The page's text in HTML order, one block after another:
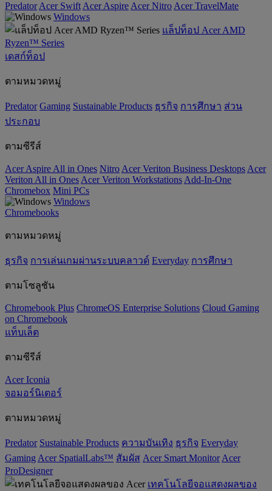
Predator Acer Swift Acer Aspire Acer Nitro Acer TravelMate
Windows
แล็ปท็อป Acer AMD
Ryzen™ Series
เดสก์ท็อป
ตามหมวดหมู่
Predator Gaming ‌Sustainable Products ธุรกิจ การศึกษา ส่วน
ประกอบ
ตามซีรีส์
Acer Aspire All in Ones Nitro Acer Veriton Business Desktops Acer
Veriton All in Ones Acer Veriton Workstations Add-In-One
Chromebox Mini PCs
Windows
Chromebooks
ตามหมวดหมู่
ธุรกิจ การเล่นเกมผ่านระบบคลาวด์ Everyday การศึกษา
ตามโซลูชัน
Chromebook Plus ChromeOS Enterprise Solutions Cloud Gaming
on Chromebook
แท็บเล็ต
ตามซีรีส์
Acer Iconia
จอมอร์นิเตอร์
ตามหมวดหมู่
Predator ‌Sustainable Products ความบันเทิง ธุรกิจ Everyday
Gaming Acer SpatialLabs™ สัมผัส Acer Smart Monitor Acer
ProDesigner
เทคโนโลยีจอแสดงผลของ